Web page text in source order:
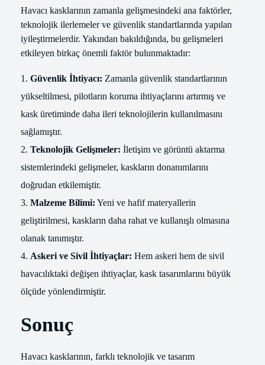
Havacı kasklarının zamanla gelişmesindeki ana faktörler,
teknolojik ilerlemeler ve güvenlik standartlarında yapılan
iyileştirmelerdir. Yakından bakıldığında, bu gelişmeleri
etkileyen birkaç önemli faktör bulunmaktadır:
Güvenlik İhtiyacı: Zamanla güvenlik standartlarının
yükseltilmesi, pilotların koruma ihtiyaçlarını artırmış ve
kask üretiminde daha ileri teknolojilerin kullanılmasını
sağlamıştır.
Teknolojik Gelişmeler: İletişim ve görüntü aktarma
sistemlerindeki gelişmeler, kaskların donanımlarını
doğrudan etkilemiştir.
Malzeme Bilimi: Yeni ve hafif materyallerin
geliştirilmesi, kaskların daha rahat ve kullanışlı olmasına
olanak tanımıştır.
Askeri ve Sivil İhtiyaçlar: Hem askeri hem de sivil
havacılıktaki değişen ihtiyaçlar, kask tasarımlarını büyük
ölçüde yönlendirmiştir.
Sonuç
Havacı kasklarının, farklı teknolojik ve tasarım